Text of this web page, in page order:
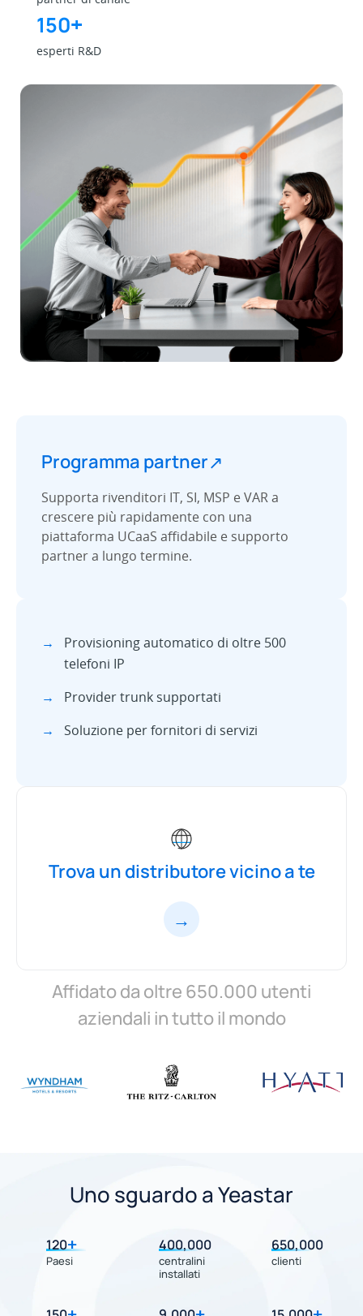
150+
esperti R&D
Programma partner↗
Supporta rivenditori IT, SI, MSP e VAR a
crescere più rapidamente con una
piattaforma UCaaS affidabile e supporto
partner a lungo termine.
→
Provisioning automatico di oltre 500
telefoni IP
→
Provider trunk supportati
→
Soluzione per fornitori di servizi
Trova un distributore vicino a te
→
Affidato da oltre 650.000 utenti
aziendali in tutto il mondo
Uno sguardo a Yeastar
120+
Paesi
400,000
centralini
installati
650,000
clienti